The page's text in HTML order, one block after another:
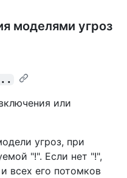
моделями угроз
или
угроз, при
"!". Если нет "!",
всех его потомков